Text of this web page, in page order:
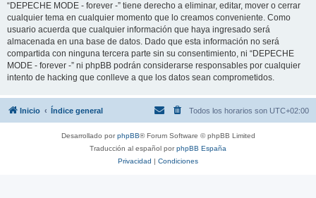
“DEPECHE MODE - forever -” tiene derecho a eliminar, editar, mover o cerrar
cualquier tema en cualquier momento que lo creamos conveniente. Como
usuario acuerda que cualquier información que haya ingresado será
almacenada en una base de datos. Dado que esta información no será
compartida con ninguna tercera parte sin su consentimiento, ni “DEPECHE
MODE - forever -” ni phpBB podrán considerarse responsables por cualquier
intento de hacking que conlleve a que los datos sean comprometidos.
Inicio Índice general Todos los horarios son UTC+02:00
Desarrollado porphpBB® Forum Software © phpBB Limited
Traducción al español porphpBB España
Privacidad | Condiciones